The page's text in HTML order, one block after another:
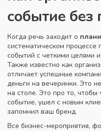
событие без
Когда речь заходит о
систематическом процессе
событий с четкими целями
Также известно как
отличает успешные
деньги на вечеринки. Это
на столе. Это про то,
событие, ушел с новым
запомнил ваш бренд.
Все бизнес-мероприятия,